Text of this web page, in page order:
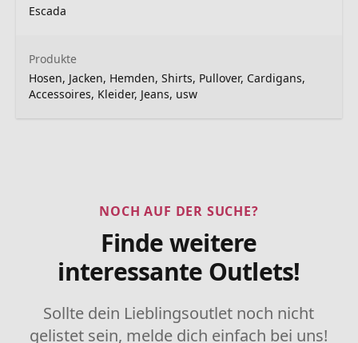
Escada
Produkte
Hosen, Jacken, Hemden, Shirts, Pullover, Cardigans,
Accessoires, Kleider, Jeans, usw
NOCH AUF DER SUCHE?
Finde weitere
interessante Outlets!
Sollte dein Lieblingsoutlet noch nicht
gelistet sein, melde dich einfach bei uns!